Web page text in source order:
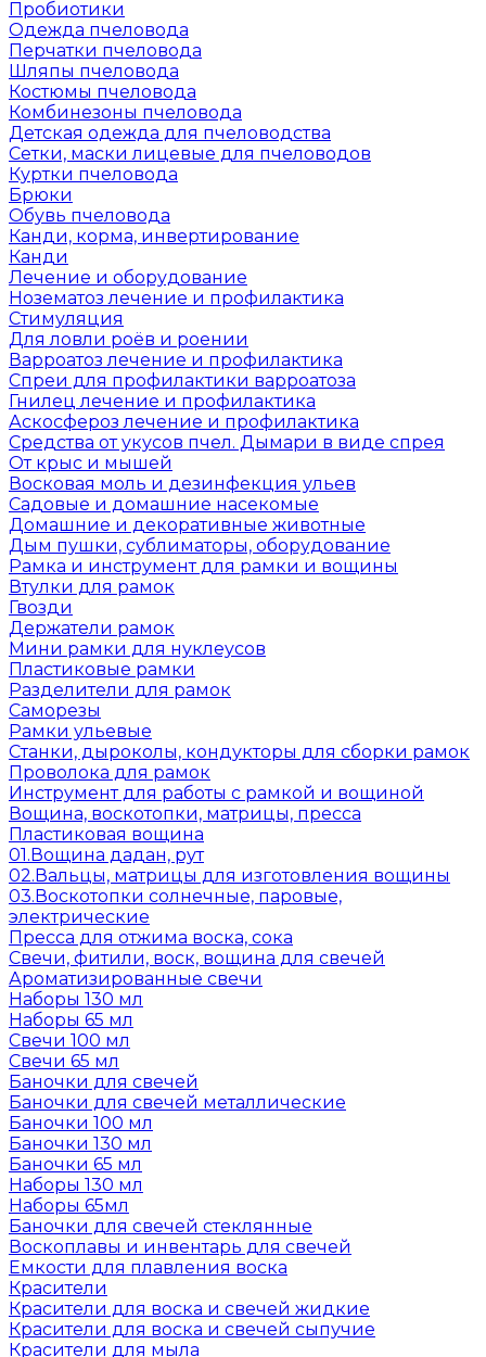
Пробиотики
Одежда пчеловода
Перчатки пчеловода
Шляпы пчеловода
Костюмы пчеловода
Комбинезоны пчеловода
Детская одежда для пчеловодства
Сетки, маски лицевые для пчеловодов
Куртки пчеловода
Брюки
Обувь пчеловода
Канди, корма, инвертирование
Канди
Лечение и оборудование
Нозематоз лечение и профилактика
Стимуляция
Для ловли роёв и роении
Варроатоз лечение и профилактика
Спреи для профилактики варроатоза
Гнилец лечение и профилактика
Аскосфероз лечение и профилактика
Средства от укусов пчел. Дымари в виде спрея
От крыс и мышей
Восковая моль и дезинфекция ульев
Садовые и домашние насекомые
Домашние и декоративные животные
Дым пушки, сублиматоры, оборудование
Рамка и инструмент для рамки и вощины
Втулки для рамок
Гвозди
Держатели рамок
Мини рамки для нуклеусов
Пластиковые рамки
Разделители для рамок
Саморезы
Рамки ульевые
Станки, дыроколы, кондукторы для сборки рамок
Проволока для рамок
Инструмент для работы с рамкой и вощиной
Вощина, воскотопки, матрицы, пресса
Пластиковая вощина
01.Вощина дадан, рут
02.Вальцы, матрицы для изготовления вощины
03.Воскотопки солнечные, паровые,
электрические
Пресса для отжима воска, сока
Свечи, фитили, воск, вощина для свечей
Ароматизированные свечи
Наборы 130 мл
Наборы 65 мл
Свечи 100 мл
Свечи 65 мл
Баночки для свечей
Баночки для свечей металлические
Баночки 100 мл
Баночки 130 мл
Баночки 65 мл
Наборы 130 мл
Наборы 65мл
Баночки для свечей стеклянные
Воскоплавы и инвентарь для свечей
Емкости для плавления воска
Красители
Красители для воска и свечей жидкие
Красители для воска и свечей сыпучие
Красители для мыла